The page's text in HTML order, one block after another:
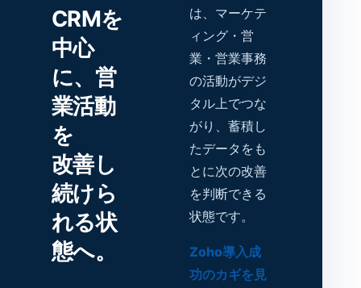
CRMを
中心
に、営
業活動
を
改善し
続けら
れる状
態へ。
は、マーケテ
ィング・営
業・営業事務
の活動がデジ
タル上でつな
がり、蓄積し
たデータをも
とに次の改善
を判断できる
状態です。
Zoho導入成
功のカギを見